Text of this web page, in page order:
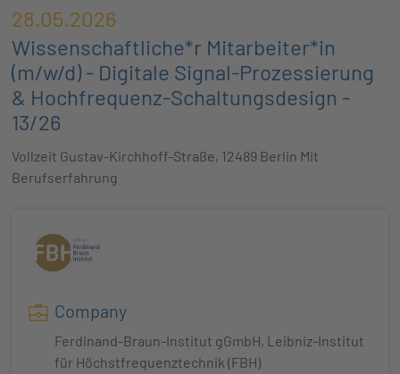
28.05.2026
Wissenschaftliche*r Mitarbeiter*in
(m/w/d) - Digitale Signal-Prozessierung
& Hochfrequenz-Schaltungsdesign -
13/26
Vollzeit Gustav-Kirchhoff-Straße, 12489 Berlin Mit
Berufserfahrung
Company
Ferdinand-Braun-Institut gGmbH, Leibniz-Institut
für Höchstfrequenztechnik (FBH)